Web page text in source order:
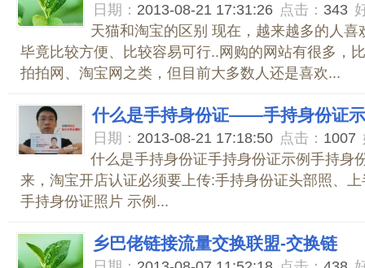
日期： 2013-08-21 17:31:26 点击： 343
天猫和淘宝的区别 现在，越来越多的人喜
毕竟比较方便、比较容易可行..网购的网站有很多，
拍拍网、淘宝网之类，但目前大多数人还是喜欢...
什么是手持身份证——手持身份证
日期： 2013-08-21 17:18:50 点击： 1007
什么是手持身份证手持身份证示例手持身
来，淘宝开店认证必须要上传:手持身份证头部照、
手持身份证照片 示例...
乡巴佬链接流量交换联盟-交换链